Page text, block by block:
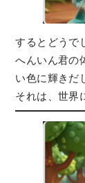
するとどうで
へんいん君の
い色に輝きだ
それは、世界